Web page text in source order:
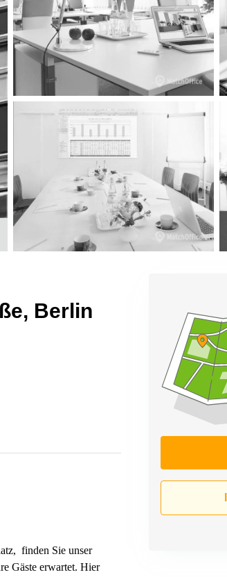
Berlin
finden Sie unser
Gäste erwartet. Hier